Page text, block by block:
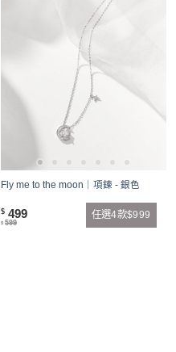
Fly me to the moon｜項鍊 - 銀色
$ 499
$ 599
任選4款$999